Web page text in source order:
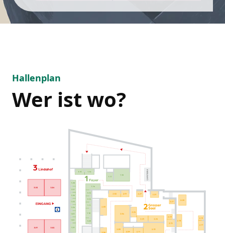
Hallenplan
Wer ist wo?